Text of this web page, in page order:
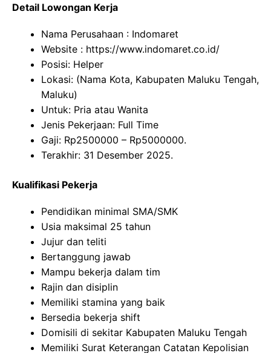
Detail Lowongan Kerja
Nama Perusahaan : Indomaret
Website : https://www.indomaret.co.id/
Posisi: Helper
Lokasi: (Nama Kota, Kabupaten Maluku Tengah,
Maluku)
Untuk: Pria atau Wanita
Jenis Pekerjaan: Full Time
Gaji: Rp2500000 – Rp5000000.
Terakhir: 31 Desember 2025.
Kualifikasi Pekerja
Pendidikan minimal SMA/SMK
Usia maksimal 25 tahun
Jujur dan teliti
Bertanggung jawab
Mampu bekerja dalam tim
Rajin dan disiplin
Memiliki stamina yang baik
Bersedia bekerja shift
Domisili di sekitar Kabupaten Maluku Tengah
Memiliki Surat Keterangan Catatan Kepolisian